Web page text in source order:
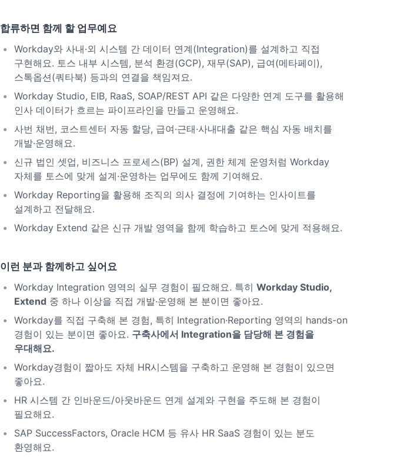
합류하면 함께 할 업무예요
Workday와 사내·외 시스템 간 데이터 연계(Integration)를 설계하고 직접
구현해요. 토스 내부 시스템, 분석 환경(GCP), 재무(SAP), 급여(메타페이),
스톡옵션(쿼타북) 등과의 연결을 책임져요.
Workday Studio, EIB, RaaS, SOAP/REST API 같은 다양한 연계 도구를 활용해
인사 데이터가 흐르는 파이프라인을 만들고 운영해요.
사번 채번, 코스트센터 자동 할당, 급여·근태·사내대출 같은 핵심 자동 배치를
개발·운영해요.
신규 법인 셋업, 비즈니스 프로세스(BP) 설계, 권한 체계 운영처럼 Workday
자체를 토스에 맞게 설계·운영하는 업무에도 함께 기여해요.
Workday Reporting을 활용해 조직의 의사 결정에 기여하는 인사이트를
설계하고 전달해요.
Workday Extend 같은 신규 개발 영역을 함께 학습하고 토스에 맞게 적용해요.
이런 분과 함께하고 싶어요
Workday Integration 영역의 실무 경험이 필요해요. 특히 Workday Studio,
Extend 중 하나 이상을 직접 개발·운영해 본 분이면 좋아요.
Workday를 직접 구축해 본 경험, 특히 Integration·Reporting 영역의 hands-on
경험이 있는 분이면 좋아요. 구축사에서 Integration을 담당해 본 경험을
우대해요.
Workday경험이 짧아도 자체 HR시스템을 구축하고 운영해 본 경험이 있으면
좋아요.
HR 시스템 간 인바운드/아웃바운드 연계 설계와 구현을 주도해 본 경험이
필요해요.
SAP SuccessFactors, Oracle HCM 등 유사 HR SaaS 경험이 있는 분도
환영해요.